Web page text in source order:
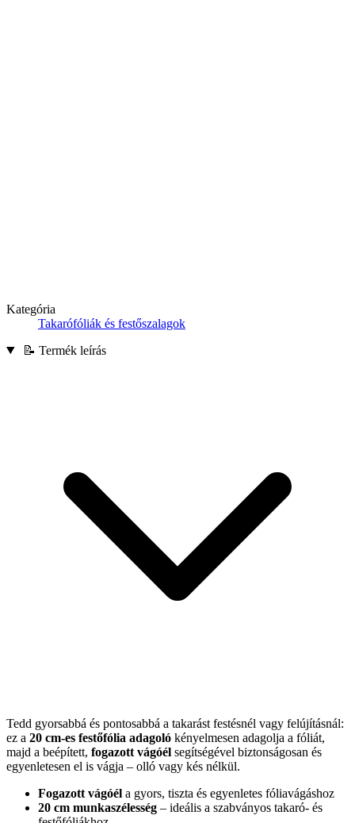
Kategória
Takarófóliák és festőszalagok
📝 Termék leírás
Tedd gyorsabbá és pontosabbá a takarást festésnél vagy felújításnál:
ez a 20 cm-es festőfólia adagoló kényelmesen adagolja a fóliát,
majd a beépített, fogazott vágóél segítségével biztonságosan és
egyenletesen el is vágja – olló vagy kés nélkül.
Fogazott vágóél a gyors, tiszta és egyenletes fóliavágáshoz
20 cm munkaszélesség – ideális a szabványos takaró- és